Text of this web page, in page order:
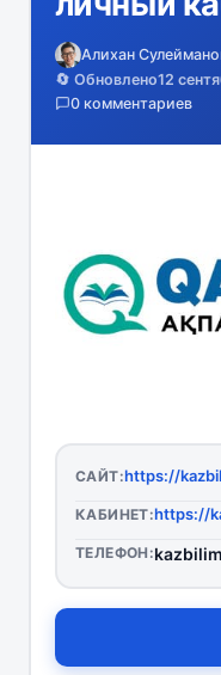
Алихан
🔄 Обновлено12
0 комментариев
САЙТ:https://
КАБИНЕТ:https://
ТЕЛЕФОН: